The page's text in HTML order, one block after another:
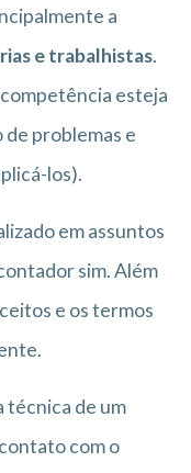
a
e trabalhistas.
esteja
de problemas e
los).
em assuntos
sim. Além
e os termos
técnica de um
com o